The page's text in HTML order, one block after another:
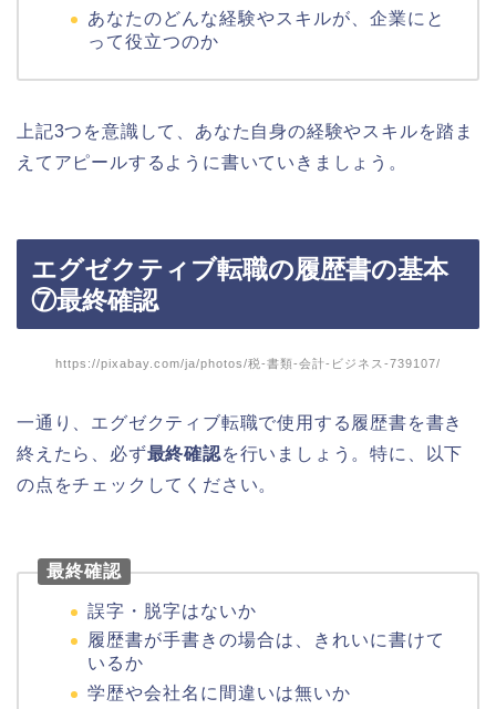
あなたのどんな経験やスキルが、企業にと
って役立つのか
上記3つを意識して、あなた自身の経験やスキルを踏ま
えてアピールするように書いていきましょう。
エグゼクティブ転職の履歴書の基本
⑦最終確認
https://pixabay.com/ja/photos/税-書類-会計-ビジネス-739107/
一通り、エグゼクティブ転職で使用する履歴書を書き
終えたら、必ず最終確認を行いましょう。特に、以下
の点をチェックしてください。
最終確認
誤字・脱字はないか
履歴書が手書きの場合は、きれいに書けて
いるか
学歴や会社名に間違いは無いか